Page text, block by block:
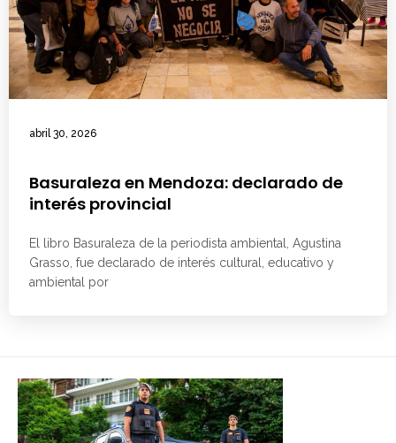
abril 30, 2026
Basuraleza en Mendoza: declarado de
interés provincial
El libro Basuraleza de la periodista ambiental, Agustina
Grasso, fue declarado de interés cultural, educativo y
ambiental por